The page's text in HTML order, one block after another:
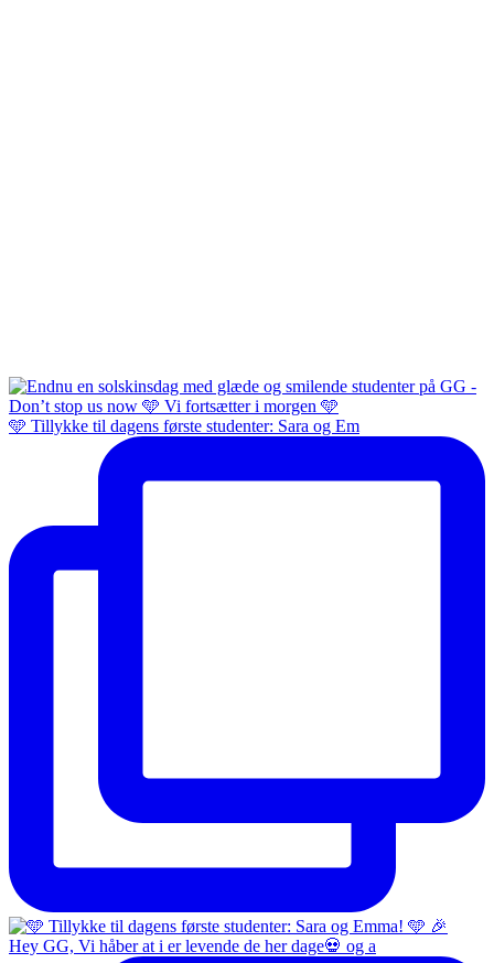
🩵 Tillykke til dagens første studenter: Sara og Em
Hey GG, Vi håber at i er levende de her dage💀 og a